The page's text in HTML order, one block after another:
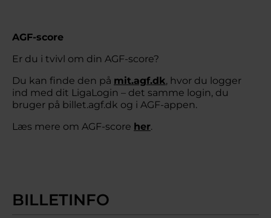
AGF-score
Er du i tvivl om din AGF-score?
Du kan finde den på mit.agf.dk, hvor du logger
ind med dit LigaLogin – det samme login, du
bruger på billet.agf.dk og i AGF-appen.
Læs mere om AGF-score her.
BILLETINFO